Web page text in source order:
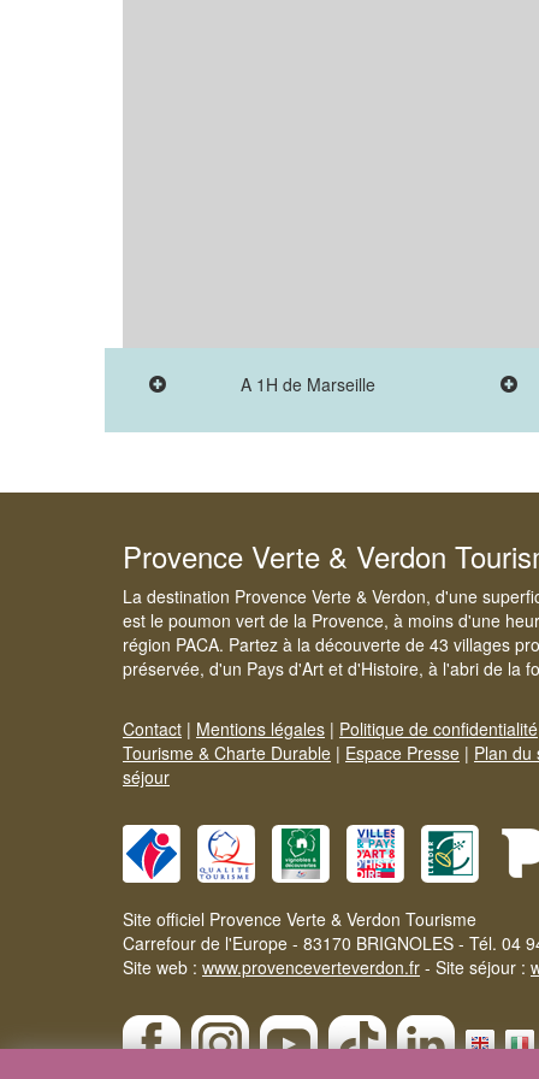
A 1H de Marseille
Provence Verte & Verdon
La destination Provence Verte & Verdon, d'une
est le poumon vert de la Provence, à moins d'une
région PACA. Partez à la découverte de 43 villages
préservée, d'un Pays d'Art et d'Histoire, à l'abri de la
Contact | Mentions légales | Politique de confidentialité
Tourisme & Charte Durable | Espace Presse | Plan du
séjour
Site officiel Provence Verte & Verdon Tourisme
Carrefour de l'Europe - 83170 BRIGNOLES - Tél. 04
Site web : www.provenceverteverdon.fr - Site séjour :